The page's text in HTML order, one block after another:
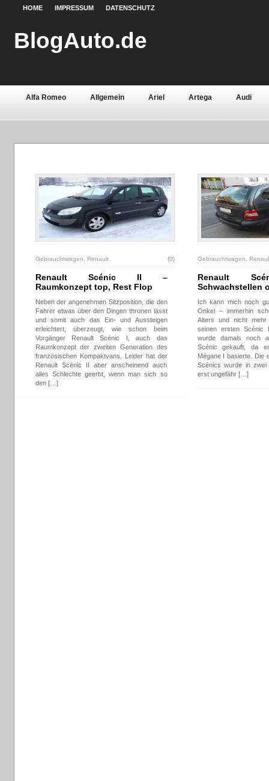
HOME IMPRESSUM DATENSCHUTZ
BlogAuto.de
Alfa Romeo Allgemein Ariel Artega Audi
Chevrolet Chrysler Citroën Continental Dacia
Opel Peugeot Porsche
Saab Seat Sicherheit Smart
Gebrauchtwagen Renault {0}
Renault Scénic II –
Raumkonzept top, Rest Flop
Neben der angenehmen Sitzposition, die den
Fahrer etwas über den Dingen thronen lässt
und somit auch das Ein- und Aussteigen
erleichtert, überzeugt, wie schon beim
Vorgänger Renault Scénic I, auch das
Raumkonzept der zweiten Generation des
französischen Kompaktvans. Leider hat der
Renault Scénic II aber anscheinend auch
alles Schlechte geerbt, wenn man sich so
den […]
Gebrauchtwagen
Renault
Schwachstellen
Ich kann mich noch
Onkel – immerhin
Alters und nicht
seinen ersten Scénic
wurde damals noch
Scénic gekauft, da
Mégane I basierte. Die
Scénics wurde in zwei
erst ungefähr […]